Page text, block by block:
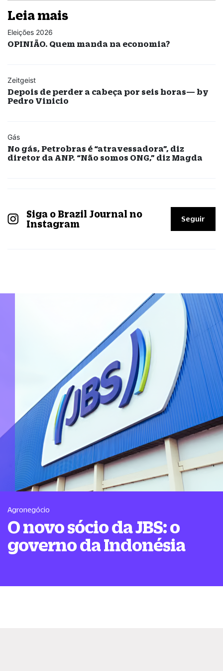
Leia mais
Eleições 2026
OPINIÃO. Quem manda na economia?
Zeitgeist
Depois de perder a cabeça por seis horas— by
Pedro Vinicio
Gás
No gás, Petrobras é “atravessadora”, diz
diretor da ANP. “Não somos ONG,” diz Magda
Siga o Brazil Journal no
Instagram
Seguir
Agronegócio
O novo sócio da JBS: o
governo da Indonésia